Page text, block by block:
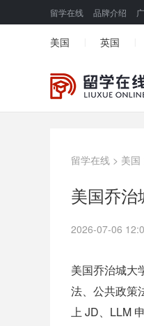
留学在线 品牌介绍
美国 英国
留学在线 > 美国
美国乔
2026-07-06
美国乔治城大
法、公共政策
上 JD、LLM